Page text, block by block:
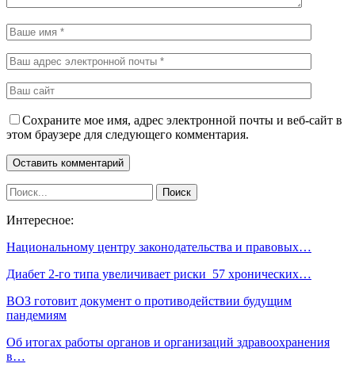
Сохраните мое имя, адрес электронной почты и веб-сайт в
этом браузере для следующего комментария.
Интересное:
Национальному центру законодательства и правовых…
Диабет 2-го типа увеличивает риски 57 хронических…
ВОЗ готовит документ о противодействии будущим
пандемиям
Об итогах работы органов и организаций здравоохранения
в…